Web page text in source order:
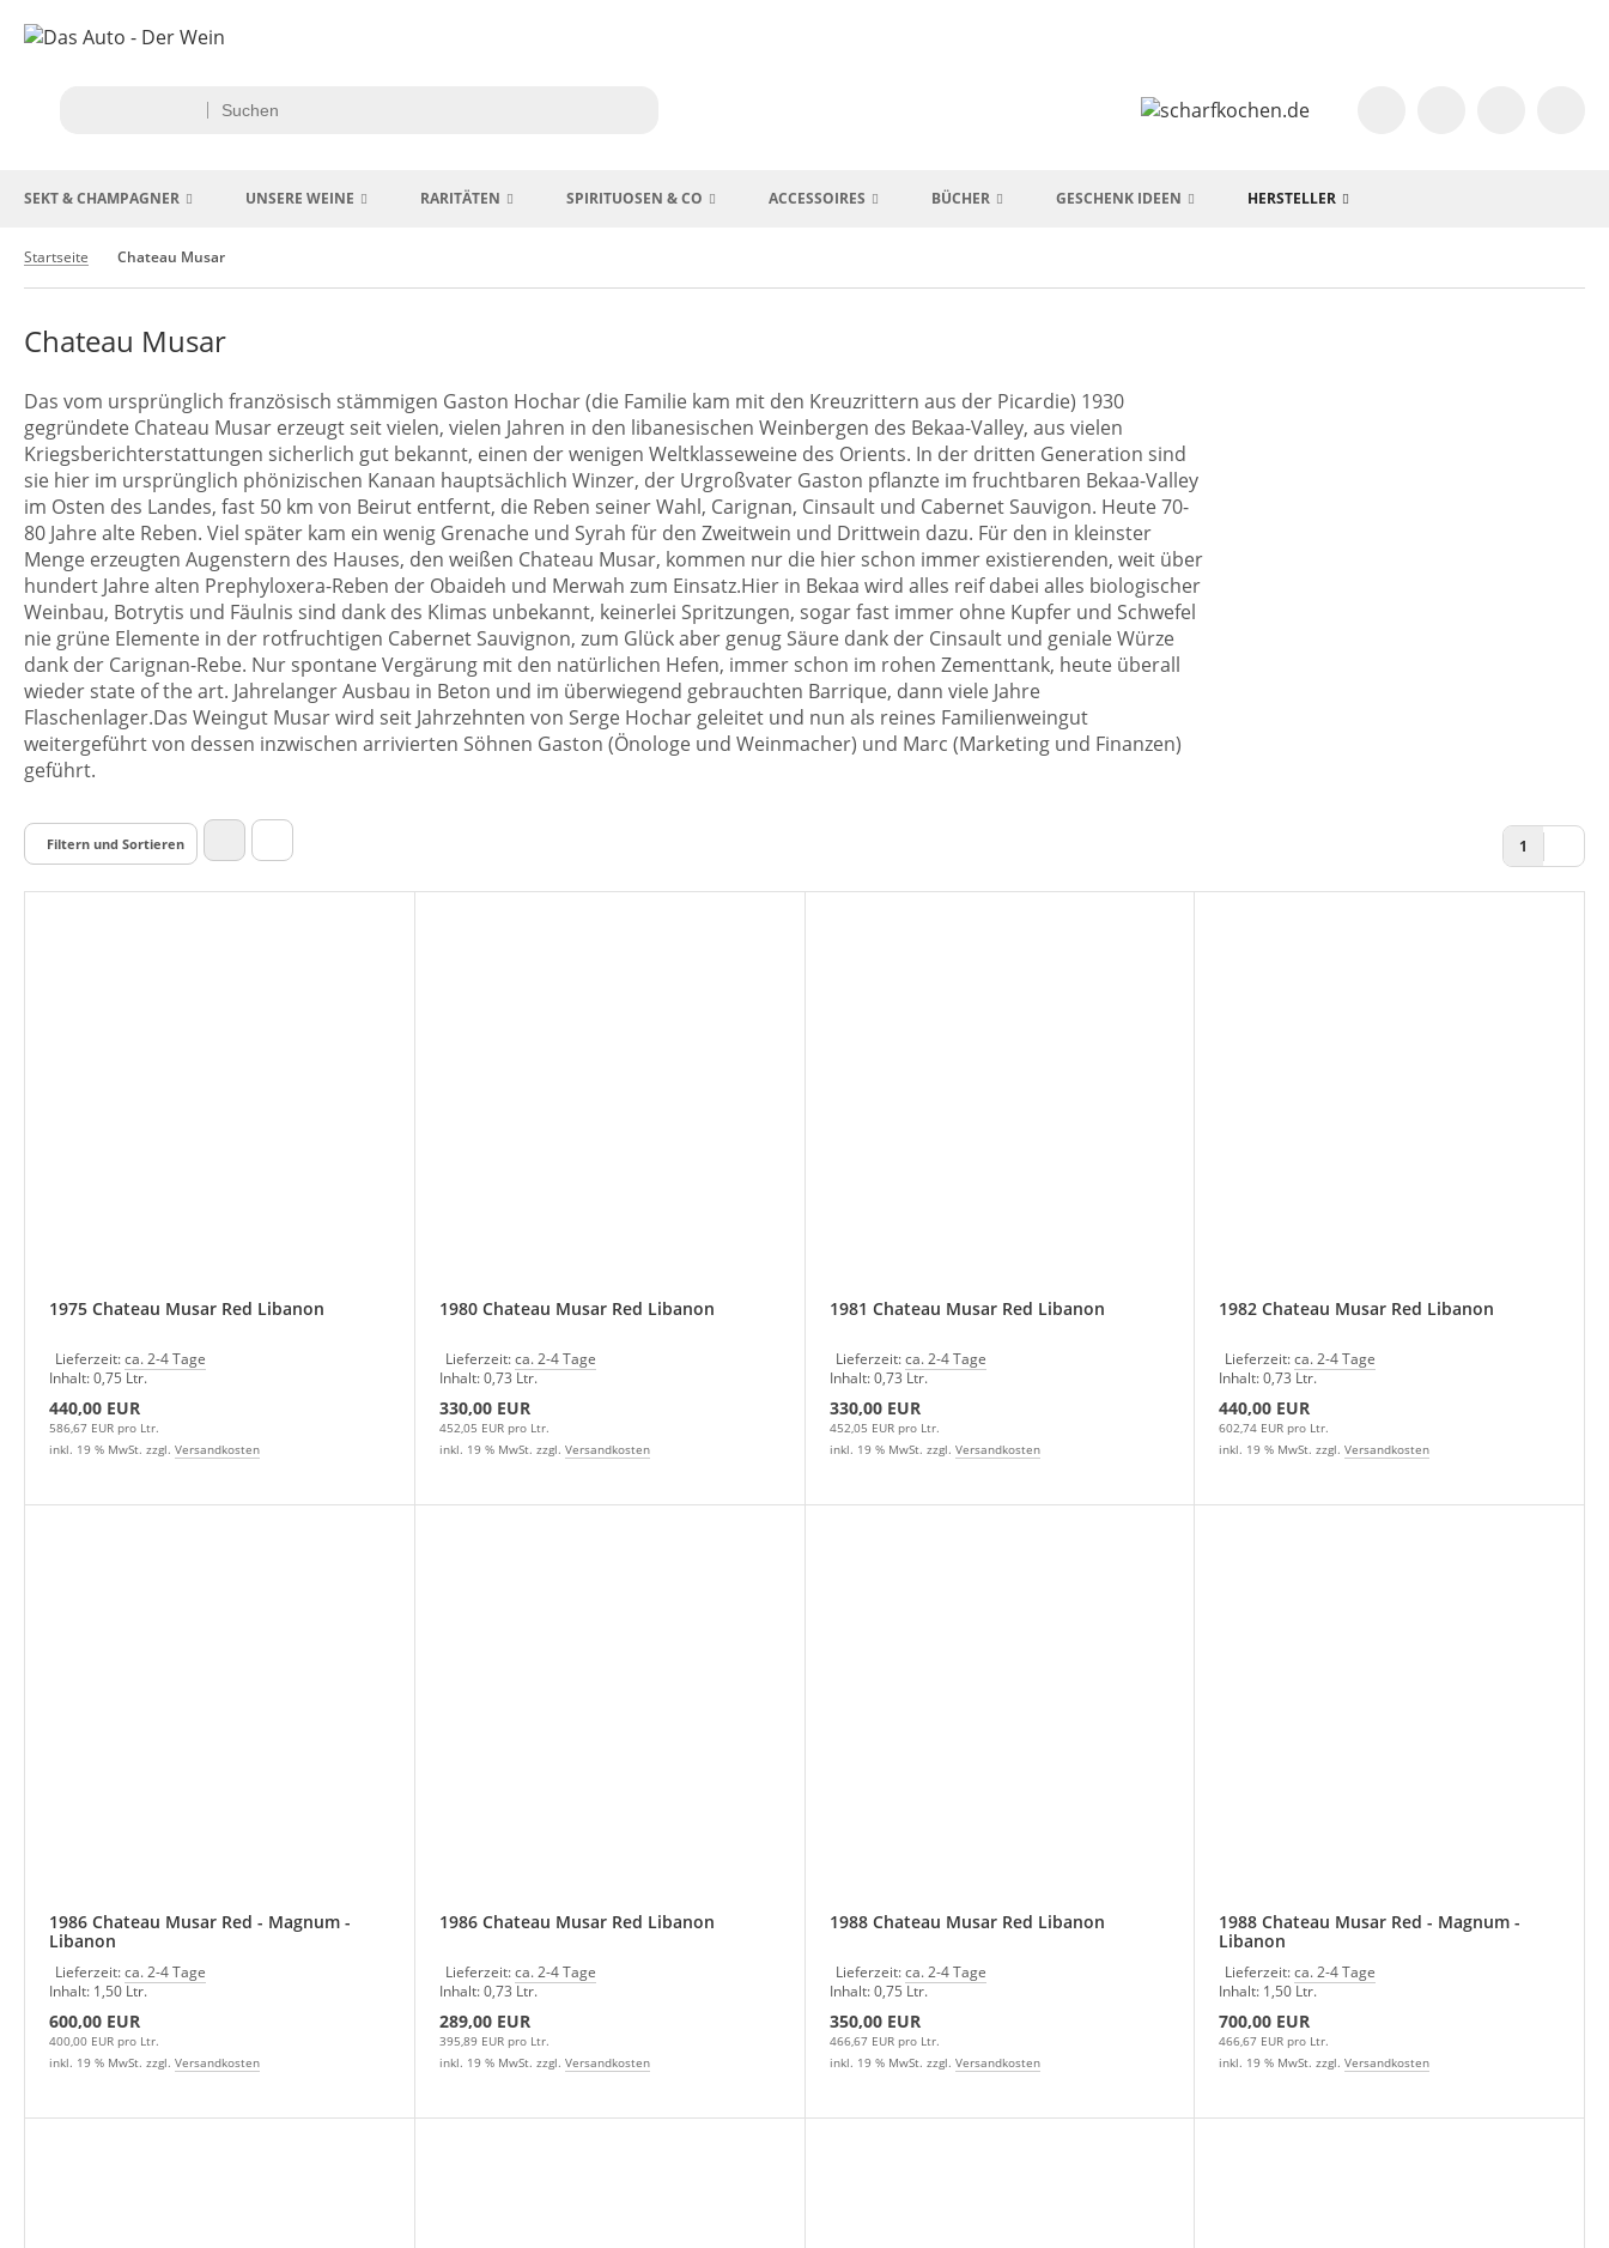
SEKT & CHAMPAGNER UNSERE WEINE RARITÄTEN SPIRITUOSEN & CO ACCESSOIRES BÜCHER GESCHENK IDEEN HERSTELLER
Startseite Chateau Musar
Chateau Musar
Das vom ursprünglich französisch stämmigen Gaston Hochar (die Familie kam mit den Kreuzrittern aus der Picardie) 1930
gegründete Chateau Musar erzeugt seit vielen, vielen Jahren in den libanesischen Weinbergen des Bekaa-Valley, aus vielen
Kriegsberichterstattungen sicherlich gut bekannt, einen der wenigen Weltklasseweine des Orients. In der dritten Generation sind
sie hier im ursprünglich phönizischen Kanaan hauptsächlich Winzer, der Urgroßvater Gaston pflanzte im fruchtbaren Bekaa-Valley
im Osten des Landes, fast 50 km von Beirut entfernt, die Reben seiner Wahl, Carignan, Cinsault und Cabernet Sauvigon. Heute 70-
80 Jahre alte Reben. Viel später kam ein wenig Grenache und Syrah für den Zweitwein und Drittwein dazu. Für den in kleinster
Menge erzeugten Augenstern des Hauses, den weißen Chateau Musar, kommen nur die hier schon immer existierenden, weit über
hundert Jahre alten Prephyloxera-Reben der Obaideh und Merwah zum Einsatz.Hier in Bekaa wird alles reif dabei alles biologischer
Weinbau, Botrytis und Fäulnis sind dank des Klimas unbekannt, keinerlei Spritzungen, sogar fast immer ohne Kupfer und Schwefel
nie grüne Elemente in der rotfruchtigen Cabernet Sauvignon, zum Glück aber genug Säure dank der Cinsault und geniale Würze
dank der Carignan-Rebe. Nur spontane Vergärung mit den natürlichen Hefen, immer schon im rohen Zementtank, heute überall
wieder state of the art. Jahrelanger Ausbau in Beton und im überwiegend gebrauchten Barrique, dann viele Jahre
Flaschenlager.Das Weingut Musar wird seit Jahrzehnten von Serge Hochar geleitet und nun als reines Familienweingut
weitergeführt von dessen inzwischen arrivierten Söhnen Gaston (Önologe und Weinmacher) und Marc (Marketing und Finanzen)
geführt.
Filtern und Sortieren 1
1975 Chateau Musar Red Libanon
Lieferzeit:ca. 2-4 Tage
Inhalt: 0,75 Ltr.
440,00 EUR
586,67 EUR pro Ltr.
inkl. 19 % MwSt. zzgl. Versandkosten
1980 Chateau Musar Red Libanon
Lieferzeit:ca. 2-4 Tage
Inhalt: 0,73 Ltr.
330,00 EUR
452,05 EUR pro Ltr.
inkl. 19 % MwSt. zzgl. Versandkosten
1981 Chateau Musar Red Libanon
Lieferzeit:ca. 2-4 Tage
Inhalt: 0,73 Ltr.
330,00 EUR
452,05 EUR pro Ltr.
inkl. 19 % MwSt. zzgl. Versandkosten
1982 Chateau Musar Red Libanon
Lieferzeit:ca. 2-4 Tage
Inhalt: 0,73 Ltr.
440,00 EUR
602,74 EUR pro Ltr.
inkl. 19 % MwSt. zzgl.Versandkosten
1986 Chateau Musar Red - Magnum -
Libanon
Lieferzeit:ca. 2-4 Tage
Inhalt: 1,50 Ltr.
600,00 EUR
400,00 EUR pro Ltr.
inkl. 19 % MwSt. zzgl. Versandkosten
1986 Chateau Musar Red Libanon
Lieferzeit:ca. 2-4 Tage
Inhalt: 0,73 Ltr.
289,00 EUR
395,89 EUR pro Ltr.
inkl. 19 % MwSt. zzgl. Versandkosten
1988 Chateau Musar Red Libanon
Lieferzeit:ca. 2-4 Tage
Inhalt: 0,75 Ltr.
350,00 EUR
466,67 EUR pro Ltr.
inkl. 19 % MwSt. zzgl. Versandkosten
1988 Chateau Musar Red - Magnum -
Libanon
Lieferzeit:ca. 2-4 Tage
Inhalt: 1,50 Ltr.
700,00 EUR
466,67 EUR pro Ltr.
inkl. 19 % MwSt. zzgl.Versandkosten